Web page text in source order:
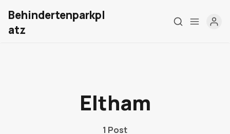
Meine Firma
Behindertenparkpl
atz
Eltham
1 Post